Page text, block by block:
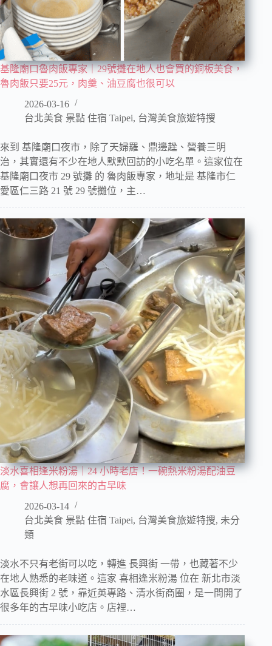
基隆廟口魯肉飯專家｜29號攤在地人也會買的銅板美食，
魯肉飯只要25元，肉羹、油豆腐也很可以
2026-03-16
台北美食 景點 住宿 Taipei, 台灣美食旅遊特搜
來到 基隆廟口夜市，除了天婦羅、鼎邊趖、營養三明
治，其實還有不少在地人默默回訪的小吃名單。這家位在
基隆廟口夜市 29 號攤 的 魯肉飯專家，地址是 基隆市仁
愛區仁三路 21 號 29 號攤位，主…
淡水喜相逢米粉湯｜24 小時老店！一碗熱米粉湯配油豆
腐，會讓人想再回來的古早味
2026-03-14
台北美食 景點 住宿 Taipei, 台灣美食旅遊特搜, 未分
類
淡水不只有老街可以吃，轉進 長興街 一帶，也藏著不少
在地人熟悉的老味道。這家 喜相逢米粉湯 位在 新北市淡
水區長興街 2 號，靠近英專路、清水街商圈，是一間開了
很多年的古早味小吃店。店裡…